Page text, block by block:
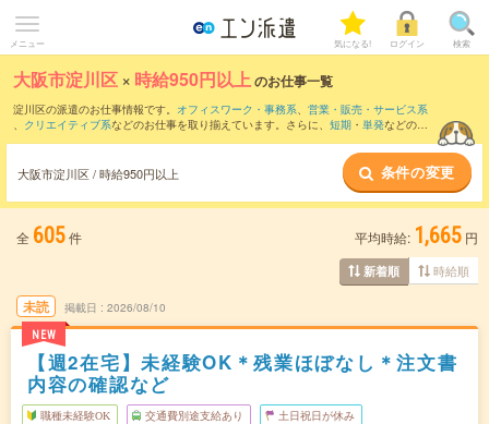
メニュー 気になる! ログイン 検索
大阪市淀川区 × 時給950円以上のお仕事一覧
淀川区の派遣のお仕事情報です。 オフィスワーク・事務系、 営業・販売・サービス系
、 クリエイティブ系などのお仕事を取り揃えています。さらに、 短期 ・ 単発などの期
時給1200円以上 ・1800円以上の求人はこちら
当サイトでは法令を遵守し、最低賃金以上の求人のみを掲載しています。
大阪市淀川区 / 時給950円以上 条件の変更
全 605件 平均時給: 1,665 円
新着順 時給順
未読
NEW
掲載日 2026/08/10
【週2在宅】未経験OK＊残業ほぼなし＊注文書
内容の確認など
職種未経験OK 交通費別途支給あり 土日祝日が休み